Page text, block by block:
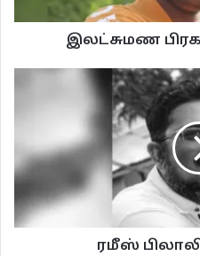
கனவுகளில் தலைகோதுகிற ஒன்றை
காற்றில் கனமற்றுப் பறக்கும் ஒன்றை
எதில்தான் இம்மனக்குரங்கு திருப்தி
எதைத்தான் இம்மனப்பேய் நிறைவென
போதாமைச் சாத்தான் ஏன் எப்போதும்
குரல்வளை நெரிக்கிறது?
தேடலின் பைசாசம் நிற்காது ஏன் ராட்சத
யாருமறியா அரூபமாய் தலைவிரித்து
திசைதோறும் உக்கிரமாக ஓடுகிறது?
அள்ளி முடிந்து மீண்டும்
இலட்சுமண
ரமீஸ்